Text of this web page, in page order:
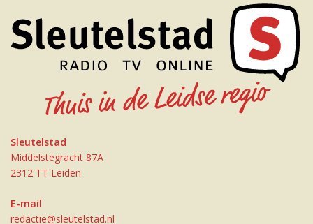
Sleutelstad
Middelstegracht 87A
2312 TT Leiden
E-mail
redactie@sleutelstad.nl